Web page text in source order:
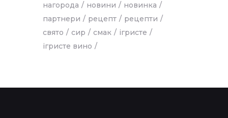
нагорода
новини
новинка
партнери
рецепт
рецепти
свято
сир смак
ігристе
ігристе вино